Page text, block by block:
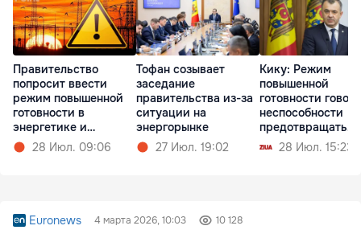
Правительство
попросит ввести
режим повышенной
готовности в
энергетике и
гидрологии
28 Июл. 09:06
Тофан созывает
заседание
правительства из-за
ситуации на
энергорынке
27 Июл. 19:02
Кику: Режим
повышенной
готовности
неспособности
предотвращать
кризисы
28 Июл. 15:23
Euronews 4 марта 2026, 10:03 10 128